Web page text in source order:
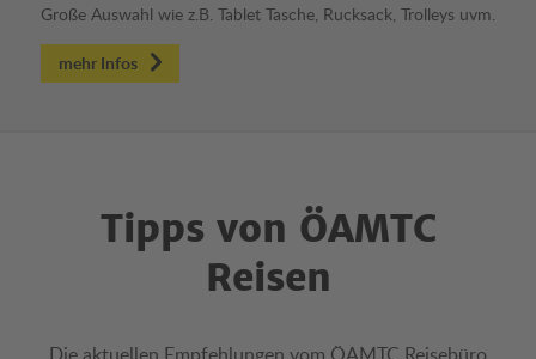
Große Auswahl wie z.B. Tablet Tasche, Rucksack, Trolleys uvm.
mehr Infos
Tipps von ÖAMTC
Reisen